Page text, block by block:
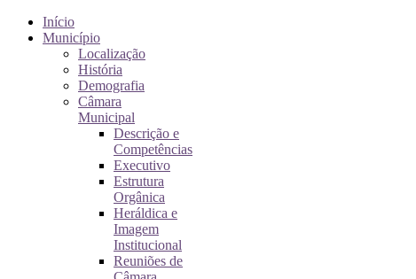
Início
Município
Localização
História
Demografia
Câmara
Municipal
Descrição e
Competências
Executivo
Estrutura
Orgânica
Heráldica e
Imagem
Institucional
Reuniões de